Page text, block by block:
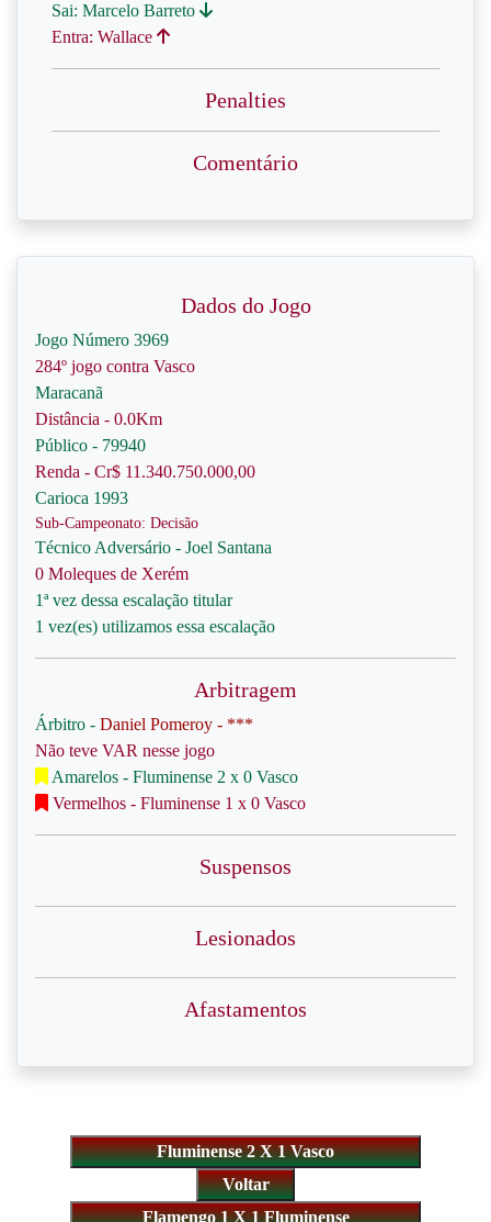
Sai: Marcelo Barreto
Entra: Wallace
Penalties
Comentário
Dados do Jogo
Jogo Número 3969
284º jogo contra Vasco
Maracanã
Distância - 0.0Km
Público - 79940
Renda - Cr$ 11.340.750.000,00
Carioca 1993
Sub-Campeonato: Decisão
Técnico Adversário - Joel Santana
0 Moleques de Xerém
1ª vez dessa escalação titular
1 vez(es) utilizamos essa escalação
Arbitragem
Árbitro - Daniel Pomeroy - ***
Não teve VAR nesse jogo
Amarelos - Fluminense 2 x 0 Vasco
Vermelhos - Fluminense 1 x 0 Vasco
Suspensos
Lesionados
Afastamentos